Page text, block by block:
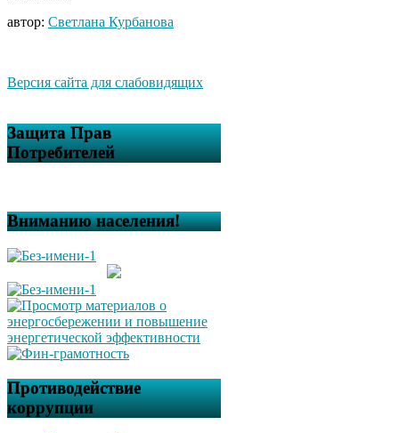
автор: Светлана Курбанова
Версия сайта для слабовидящих
Защита Прав
Потребителей
Вниманию населения!
Противодействие
коррупции